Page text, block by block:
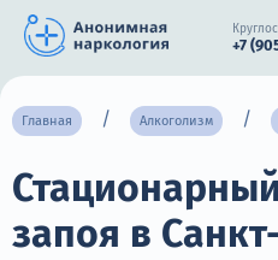
+7
О нас
Наркомания
Главная Алкоголизм
запоя в